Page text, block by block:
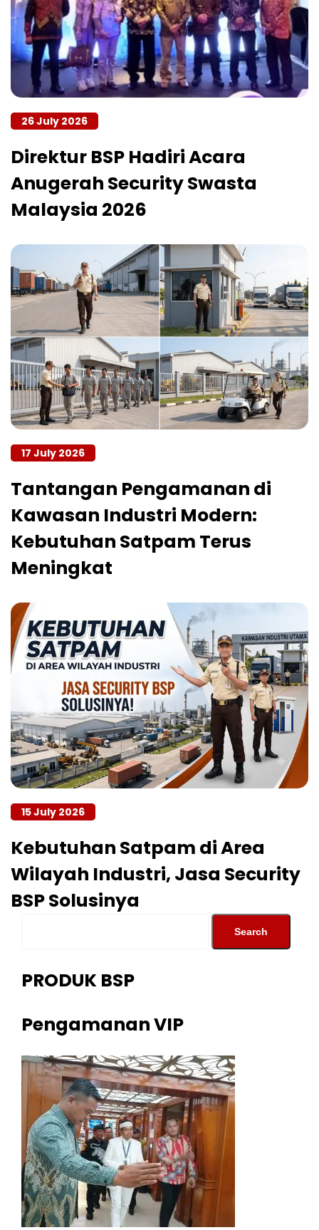
26 July 2026
Direktur BSP Hadiri Acara
Anugerah Security Swasta
Malaysia 2026
17 July 2026
Tantangan Pengamanan di
Kawasan Industri Modern:
Kebutuhan Satpam Terus
Meningkat
15 July 2026
Kebutuhan Satpam di Area
Wilayah Industri, Jasa Security
BSP Solusinya
PRODUK BSP
Pengamanan VIP